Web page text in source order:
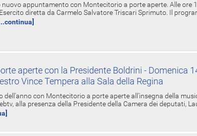
nuovo appuntamento con Montecitorio a porte aperte. Alle ore
diretta da Carmelo Salvatore Triscari Sprimuto. Il
aperte con la Presidente Boldrini - Domenica
Vince Tempera alla Sala della Regina
con Montecitorio a porte aperte all'insegna della
alla presenza della Presidente della Camera dei deputati,